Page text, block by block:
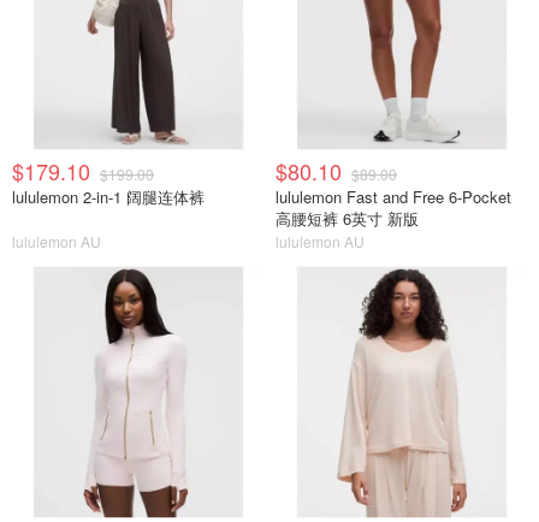
$179.10 $199.00
lululemon 2-in-1 阔腿连体裤
lululemon AU
$80.10 $89.00
lululemon Fast and Free 6-Pocket
高腰短裤 6英寸 新版
lululemon AU